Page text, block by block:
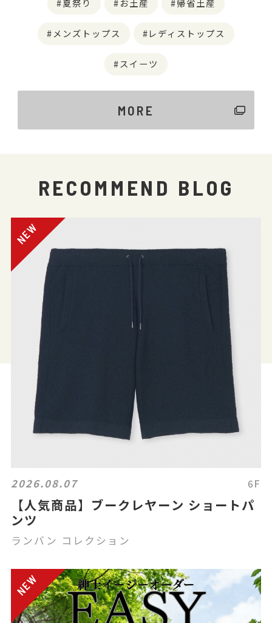
メンズトップス レディストップス
スイーツ
MORE
RECOMMEND BLOG
2026.08.07 6F
【人気商品】ブークレヤーン ショートパ
ンツ
ランバン コレクション